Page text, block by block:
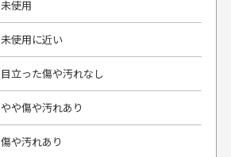
未使用
未使用に近い
目立った傷や汚れなし
やや傷や汚れあり
傷や汚れあり